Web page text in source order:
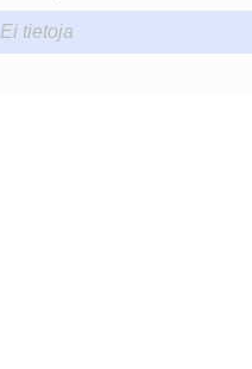
Ei tietoja